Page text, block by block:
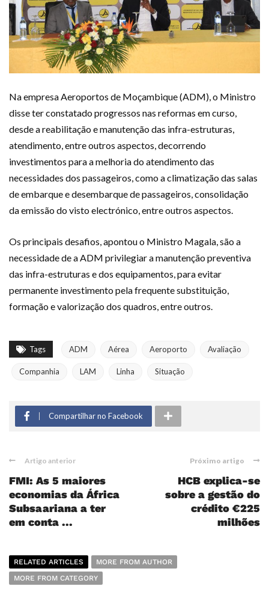
Na empresa Aeroportos de Moçambique (ADM), o Ministro
disse ter constatado progressos nas reformas em curso,
desde a reabilitação e manutenção das infra-estruturas,
atendimento, entre outros aspectos, decorrendo
investimentos para a melhoria do atendimento das
necessidades dos passageiros, como a climatização das salas
de embarque e desembarque de passageiros, consolidação
da emissão do visto electrónico, entre outros aspectos.
Os principais desafios, apontou o Ministro Magala, são a
necessidade de a ADM privilegiar a manutenção preventiva
das infra-estruturas e dos equipamentos, para evitar
permanente investimento pela frequente substituição,
formação e valorização dos quadros, entre outros.
Tags ADM Aérea Aeroporto Avaliação
Companhia LAM Linha Situação
Compartilhar no Facebook
Artigo anterior
FMI: As 5 maiores
economias da África
Subsaariana a ter
em conta ...
Próximo artigo
HCB explica-se
sobre a gestão do
crédito €225
milhões
RELATED ARTICLES
MORE FROM AUTHOR
MORE FROM CATEGORY